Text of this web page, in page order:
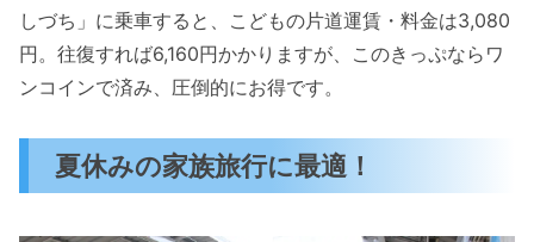
しづち」に乗車すると、こどもの片道運賃・料金は3,080
円。往復すれば6,160円かかりますが、このきっぷならワ
ンコインで済み、圧倒的にお得です。
夏休みの家族旅行に最適！